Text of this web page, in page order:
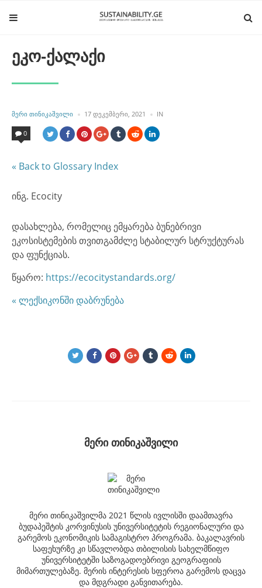
ეკო-ქალაქი
POSTED
BY
ᲛᲔᲠᲘ ᲗᲘᲜᲘᲙᲐᲨᲕᲘᲚᲘ 17 ᲓᲔᲙᲔᲛᲑᲔᲠᲘ, 2021 INPOSTED
0
« Back to Glossary Index
ინგ. Ecocity
დასახლება, რომელიც ემყარება ბუნებრივი
ეკოსისტემების თვითგამძლე სტაბილურ სტრუქტურას
და ფუნქციას.
წყარო: https://ecocitystandards.org/
« ლექსიკონში დაბრუნება
მერი თინიკაშვილი
მერი თინიკაშვილმა 2021 წლის ივლისში დაამთავრა
ბუდაპეშტის კორვინუსის უნივერსიტეტის რეგიონალური და
გარემოს ეკონომიკის სამაგისტრო პროგრამა. ბაკალავრის
საფეხურზე კი სწავლობდა თბილისის სახელმწიფო
უნივერსიტეტში საზოგადოებრივი გეოგრაფიის
მიმართულებაზე. მერის ინტერესის სფეროა გარემოს დაცვა
და მდგრადი განვითარება.